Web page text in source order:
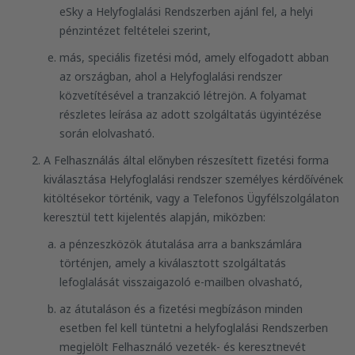
eSky a Helyfoglalási Rendszerben ajánl fel, a helyi
pénzintézet feltételei szerint,
más, speciális fizetési mód, amely elfogadott abban
az országban, ahol a Helyfoglalási rendszer
közvetítésével a tranzakció létrejön. A folyamat
részletes leírása az adott szolgáltatás ügyintézése
során elolvasható.
A Felhasználás által előnyben részesített fizetési forma
kiválasztása Helyfoglalási rendszer személyes kérdőívének
kitöltésekor történik, vagy a Telefonos Ügyfélszolgálaton
keresztül tett kijelentés alapján, miközben:
a pénzeszközök átutalása arra a bankszámlára
történjen, amely a kiválasztott szolgáltatás
lefoglalását visszaigazoló e-mailben olvasható,
az átutaláson és a fizetési megbízáson minden
esetben fel kell tüntetni a helyfoglalási Rendszerben
megjelölt Felhasználó vezeték- és keresztnevét